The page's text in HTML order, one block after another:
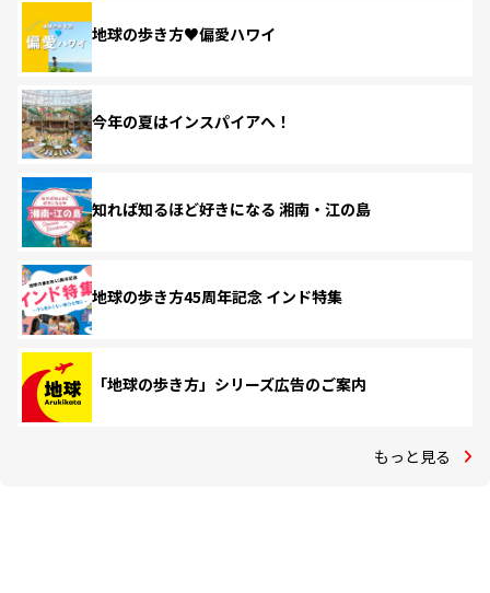
地球の歩き方♥偏愛ハワイ
今年の夏はインスパイアへ！
知れば知るほど好きになる 湘南・江の島
地球の歩き方45周年記念 インド特集
「地球の歩き方」シリーズ広告のご案内
もっと見る